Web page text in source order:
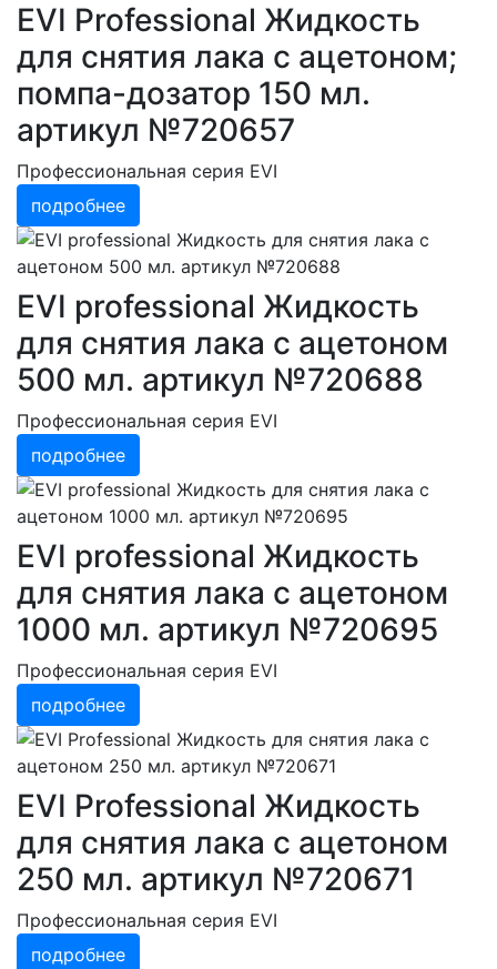
EVI Professional Жидкость
для снятия лака с ацетоном;
помпа-дозатор 150 мл.
артикул №720657
Профессиональная серия EVI
подробнее
EVI professional Жидкость
для снятия лака с ацетоном
500 мл. артикул №720688
Профессиональная серия EVI
подробнее
EVI professional Жидкость
для снятия лака с ацетоном
1000 мл. артикул №720695
Профессиональная серия EVI
подробнее
EVI Professional Жидкость
для снятия лака с ацетоном
250 мл. артикул №720671
Профессиональная серия EVI
подробнее